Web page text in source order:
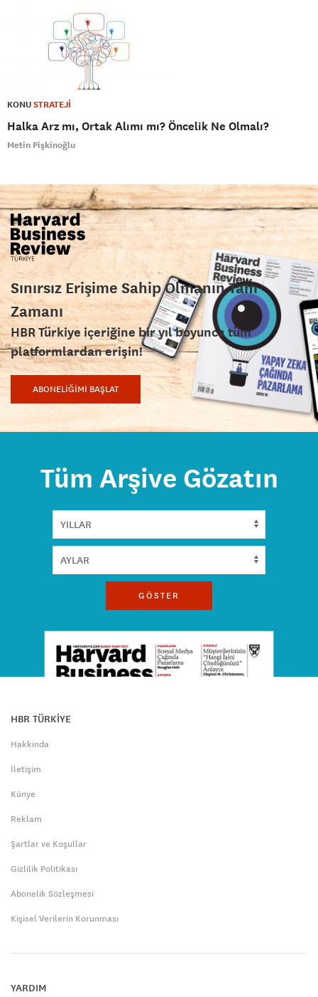
KONUSTRATEJİ
Halka Arz mı, Ortak Alımı mı? Öncelik Ne Olmalı?
Metin Pişkinoğlu
Sınırsız Erişime Sahip Olmanın Tam
Zamanı
HBR Türkiye içeriğine bir yıl boyunca tüm
platformlardan erişin!
ABONELİĞİMİ BAŞLAT
Tüm Arşive Gözatın
GÖSTER
HBR TÜRKİYE
Hakkında
İletişim
Künye
Reklam
Şartlar ve Koşullar
Gizlilik Politikası
Abonelik Sözleşmesi
Kişisel Verilerin Korunması
YARDIM